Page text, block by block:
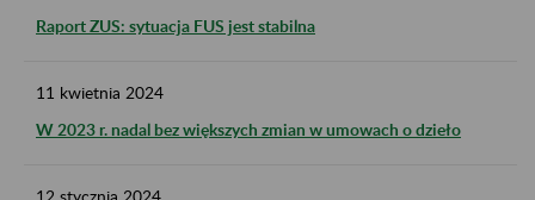
Raport ZUS: sytuacja FUS jest stabilna
11 kwietnia 2024
W 2023 r. nadal bez większych zmian w umowach o dzieło
12 stycznia 2024